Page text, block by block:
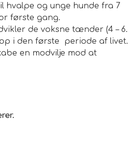
hvalpe og unge hunde fra 7
første gang.
de voksne tænder (4 – 6.
i den første periode af livet.
en modvilje mod at
specielle fyld kan den bruges
kan den smages til med
Grundkrav til træning er
beskadiget af for fast bid,